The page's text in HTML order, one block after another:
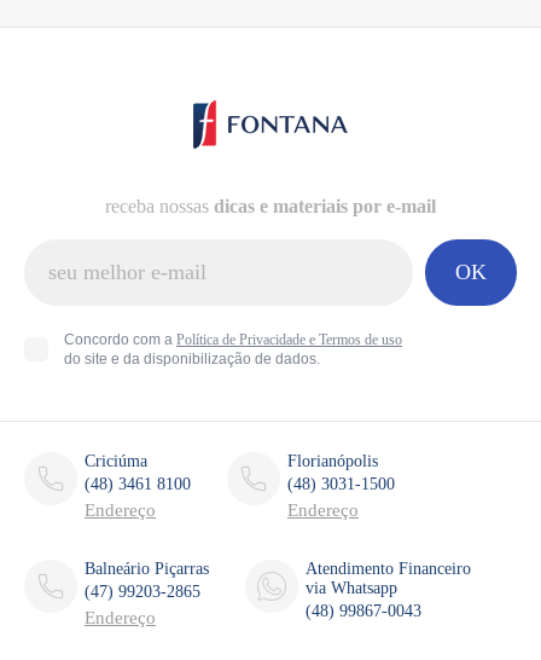
receba nossas dicas e materiais por e-mail
Concordo com a Política de Privacidade e Termos de uso
do site e da disponibilização de dados.
OK
Criciúma
(48) 3461 8100
Endereço
Florianópolis
(48) 3031-1500
Endereço
Balneário Piçarras
(47) 99203-2865
Endereço
Atendimento Financeiro
via Whatsapp
(48) 99867-0043